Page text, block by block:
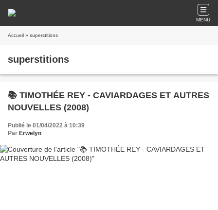
MENU
Accueil » superstitions
superstitions
📚 TIMOTHÉE REY - CAVIARDAGES ET AUTRES
NOUVELLES (2008)
Publié le 01/04/2022 à 10:39
Par Erwelyn